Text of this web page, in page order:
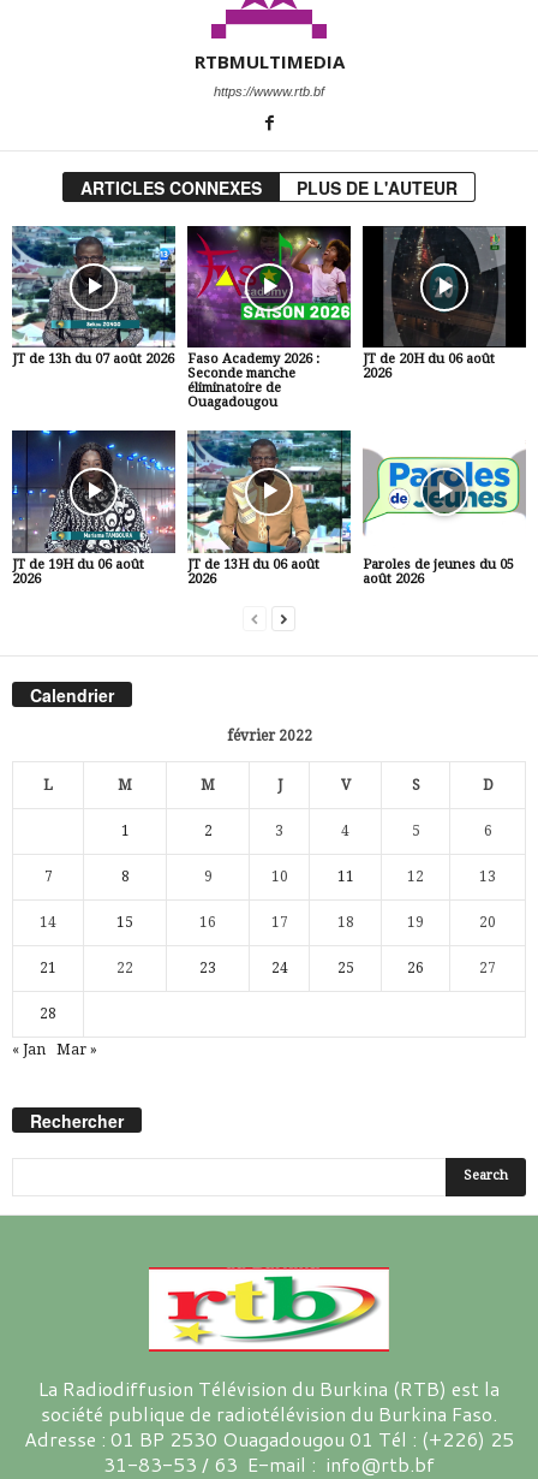
RTBMULTIMEDIA
https://wwww.rtb.bf
ARTICLES CONNEXES PLUS DE L'AUTEUR
JT de 13h du 07 août 2026
Faso Academy 2026 :
Seconde manche
éliminatoire de
Ouagadougou
JT de 20H du 06 août
2026
JT de 19H du 06 août
2026
JT de 13H du 06 août
2026
Paroles de jeunes du 05
août 2026
Calendrier
février 2022
L M M J V S D
1 2 3 4 5 6
7 8 9 10 11 12 13
14 15 16 17 18 19 20
21 22 23 24 25 26 27
28
« Jan Mar »
Rechercher
La Radiodiffusion Télévision du Burkina (RTB) est la
société publique de radiotélévision du Burkina Faso.
Adresse : 01 BP 2530 Ouagadougou 01 Tél : (+226) 25
31-83-53 / 63 E-mail : info@rtb.bf